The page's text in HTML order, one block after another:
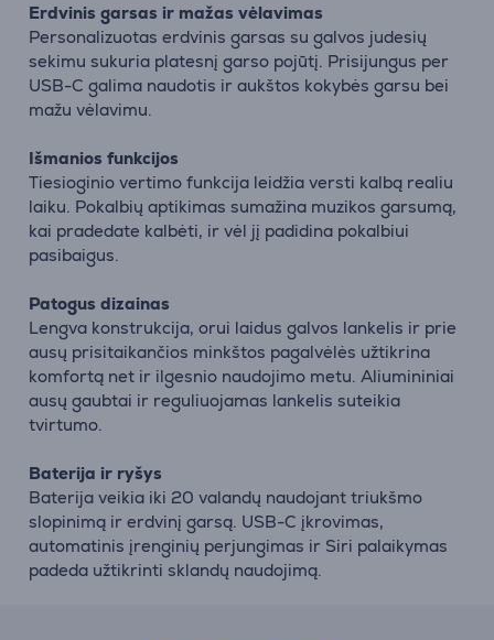
Erdvinis garsas ir mažas vėlavimas
Personalizuotas erdvinis garsas su galvos judesių
sekimu sukuria platesnį garso pojūtį. Prisijungus per
USB-C galima naudotis ir aukštos kokybės garsu bei
mažu vėlavimu.
Išmanios funkcijos
Tiesioginio vertimo funkcija leidžia versti kalbą realiu
laiku. Pokalbių aptikimas sumažina muzikos garsumą,
kai pradedate kalbėti, ir vėl jį padidina pokalbiui
pasibaigus.
Patogus dizainas
Lengva konstrukcija, orui laidus galvos lankelis ir prie
ausų prisitaikančios minkštos pagalvėlės užtikrina
komfortą net ir ilgesnio naudojimo metu. Aliumininiai
ausų gaubtai ir reguliuojamas lankelis suteikia
tvirtumo.
Baterija ir ryšys
Baterija veikia iki 20 valandų naudojant triukšmo
slopinimą ir erdvinį garsą. USB-C įkrovimas,
automatinis įrenginių perjungimas ir Siri palaikymas
padeda užtikrinti sklandų naudojimą.